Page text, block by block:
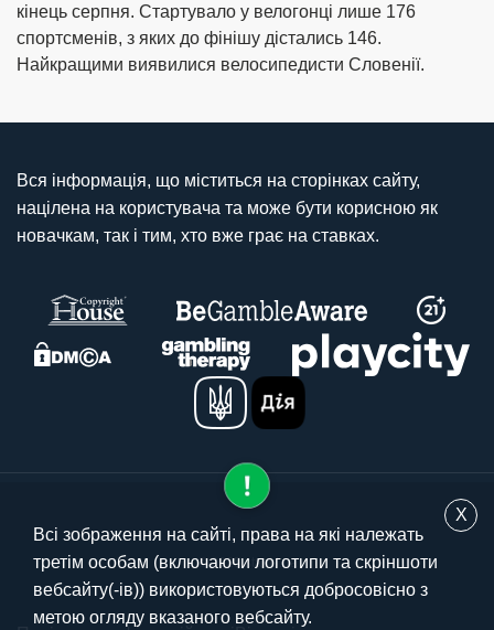
кінець серпня. Стартувало у велогонці лише 176
спортсменів, з яких до фінішу дістались 146.
Найкращими виявилися велосипедисти Словенії.
Вся інформація, що міститься на сторінках сайту,
націлена на користувача та може бути корисною як
новачкам, так і тим, хто вже грає на ставках.
© 2025 stavki.ua
X
Всі зображення на сайті, права на які належать
третім особам (включаючи логотипи та скріншоти
вебсайту(-ів)) використовуються добросовісно з
метою огляду вказаного вебсайту.